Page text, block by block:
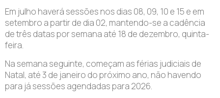
Em julho haverá sessões nos dias 08, 09, 10 e 15 e em
setembro a partir de dia 02, mantendo-se a cadência
de três datas por semana até 18 de dezembro, quinta-
feira.
Na semana seguinte, começam as férias judiciais de
Natal, até 3 de janeiro do próximo ano, não havendo
para já sessões agendadas para 2026.